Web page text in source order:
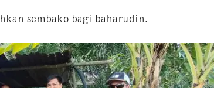
sembako bagi baharudin.